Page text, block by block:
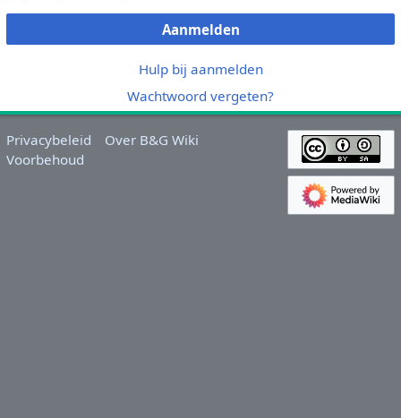
Aanmelden
Hulp bij aanmelden
Wachtwoord vergeten?
Privacybeleid
Over B&G Wiki
Voorbehoud